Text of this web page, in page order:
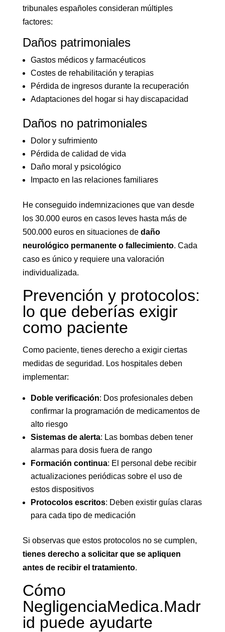
tribunales españoles consideran múltiples
factores:
Daños patrimoniales
Gastos médicos y farmacéuticos
Costes de rehabilitación y terapias
Pérdida de ingresos durante la recuperación
Adaptaciones del hogar si hay discapacidad
Daños no patrimoniales
Dolor y sufrimiento
Pérdida de calidad de vida
Daño moral y psicológico
Impacto en las relaciones familiares
He conseguido indemnizaciones que van desde
los 30.000 euros en casos leves hasta más de
500.000 euros en situaciones de daño
neurológico permanente o fallecimiento. Cada
caso es único y requiere una valoración
individualizada.
Prevención y protocolos:
lo que deberías exigir
como paciente
Como paciente, tienes derecho a exigir ciertas
medidas de seguridad. Los hospitales deben
implementar:
Doble verificación: Dos profesionales deben
confirmar la programación de medicamentos de
alto riesgo
Sistemas de alerta: Las bombas deben tener
alarmas para dosis fuera de rango
Formación continua: El personal debe recibir
actualizaciones periódicas sobre el uso de
estos dispositivos
Protocolos escritos: Deben existir guías claras
para cada tipo de medicación
Si observas que estos protocolos no se cumplen,
tienes derecho a solicitar que se apliquen
antes de recibir el tratamiento.
Cómo
NegligenciaMedica.Madr
id puede ayudarte